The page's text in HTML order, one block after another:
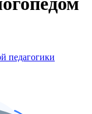
педагогики